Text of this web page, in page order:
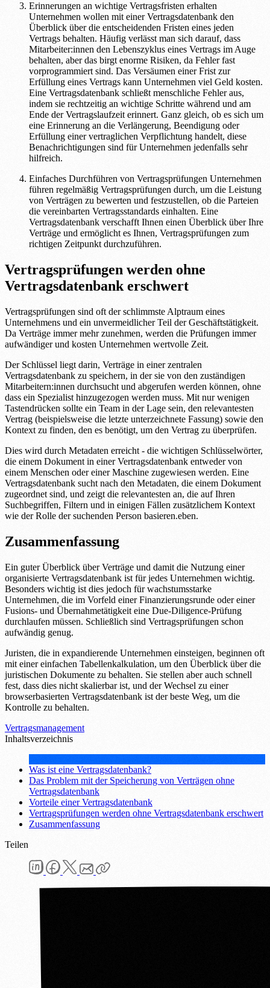
Erinnerungen an wichtige Vertragsfristen erhalten
Unternehmen wollen mit einer Vertragsdatenbank den
Überblick über die entscheidenden Fristen eines jeden
Vertrags behalten. Häufig verlässt man sich darauf, dass
Mitarbeiter:innen den Lebenszyklus eines Vertrags im Auge
behalten, aber das birgt enorme Risiken, da Fehler fast
vorprogrammiert sind. Das Versäumen einer Frist zur
Erfüllung eines Vertrags kann Unternehmen viel Geld kosten.
Eine Vertragsdatenbank schließt menschliche Fehler aus,
indem sie rechtzeitig an wichtige Schritte während und am
Ende der Vertragslaufzeit erinnert. Ganz gleich, ob es sich um
eine Erinnerung an die Verlängerung, Beendigung oder
Erfüllung einer vertraglichen Verpflichtung handelt, diese
Benachrichtigungen sind für Unternehmen jedenfalls sehr
hilfreich.
Einfaches Durchführen von Vertragsprüfungen Unternehmen
führen regelmäßig Vertragsprüfungen durch, um die Leistung
von Verträgen zu bewerten und festzustellen, ob die Parteien
die vereinbarten Vertragsstandards einhalten. Eine
Vertragsdatenbank verschafft Ihnen einen Überblick über Ihre
Verträge und ermöglicht es Ihnen, Vertragsprüfungen zum
richtigen Zeitpunkt durchzuführen.
Vertragsprüfungen werden ohne
Vertragsdatenbank erschwert
Vertragsprüfungen sind oft der schlimmste Alptraum eines
Unternehmens und ein unvermeidlicher Teil der Geschäftstätigkeit.
Da Verträge immer mehr zunehmen, werden die Prüfungen immer
aufwändiger und kosten Unternehmen wertvolle Zeit.
Der Schlüssel liegt darin, Verträge in einer zentralen
Vertragsdatenbank zu speichern, in der sie von den zuständigen
Mitarbeitern:innen durchsucht und abgerufen werden können, ohne
dass ein Spezialist hinzugezogen werden muss. Mit nur wenigen
Tastendrücken sollte ein Team in der Lage sein, den relevantesten
Vertrag (beispielsweise die letzte unterzeichnete Fassung) sowie den
Kontext zu finden, den es benötigt, um den Vertrag zu überprüfen.
Dies wird durch Metadaten erreicht - die wichtigen Schlüsselwörter,
die einem Dokument in einer Vertragsdatenbank entweder von
einem Menschen oder einer Maschine zugewiesen werden. Eine
Vertragsdatenbank sucht nach den Metadaten, die einem Dokument
zugeordnet sind, und zeigt die relevantesten an, die auf Ihren
Suchbegriffen, Filtern und in einigen Fällen zusätzlichem Kontext
wie der Rolle der suchenden Person basieren.eben.
Zusammenfassung
Ein guter Überblick über Verträge und damit die Nutzung einer
organisierte Vertragsdatenbank ist für jedes Unternehmen wichtig.
Besonders wichtig ist dies jedoch für wachstumsstarke
Unternehmen, die im Vorfeld einer Finanzierungsrunde oder einer
Fusions- und Übernahmetätigkeit eine Due-Diligence-Prüfung
durchlaufen müssen. Schließlich sind Vertragsprüfungen schon
aufwändig genug.
Juristen, die in expandierende Unternehmen einsteigen, beginnen oft
mit einer einfachen Tabellenkalkulation, um den Überblick über die
juristischen Dokumente zu behalten. Sie stellen aber auch schnell
fest, dass dies nicht skalierbar ist, und der Wechsel zu einer
browserbasierten Vertragsdatenbank ist der beste Weg, um die
Kontrolle zu behalten.
Vertragsmanagement
Inhaltsverzeichnis
Was ist eine Vertragsdatenbank?
Das Problem mit der Speicherung von Verträgen ohne
Vertragsdatenbank
Vorteile einer Vertragsdatenbank
Vertragsprüfungen werden ohne Vertragsdatenbank erschwert
Zusammenfassung
Teilen